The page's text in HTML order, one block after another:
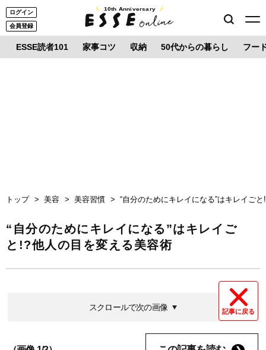
ログイン
会員登録
10th Anniversary
ESSE読者101 家事コツ 収納 50代からの暮らし フー
トップ 美容 美容習慣 “自分のためにキレイになる”はキレイご
“自分のためにキレイになる”はキレイご
と!?他人の目を変える美容術
記事に戻る
スクロールで次の画像